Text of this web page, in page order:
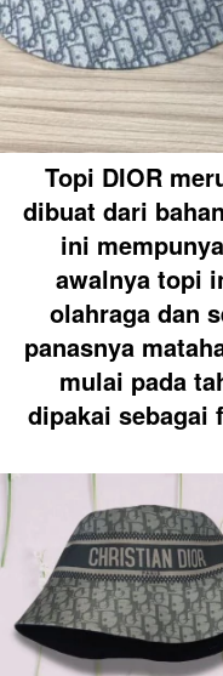
Topi DIOR
dibuat dari
ini
awalnya topi
olahraga dan
panasnya
mulai pada
dipakai sebagai